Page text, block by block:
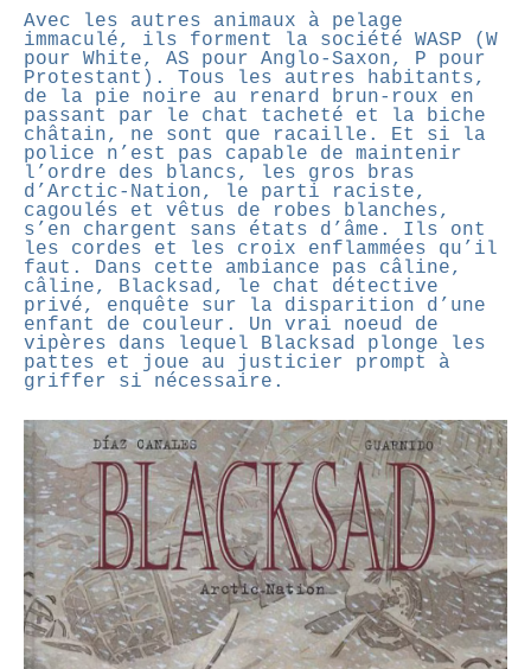
Avec les autres animaux à pelage
immaculé, ils forment la société WASP (W
pour White, AS pour Anglo-Saxon, P pour
Protestant). Tous les autres habitants,
de la pie noire au renard brun-roux en
passant par le chat tacheté et la biche
châtain, ne sont que racaille. Et si la
police n’est pas capable de maintenir
l’ordre des blancs, les gros bras
d’Arctic-Nation, le parti raciste,
cagoulés et vêtus de robes blanches,
s’en chargent sans états d’âme. Ils ont
les cordes et les croix enflammées qu’il
faut. Dans cette ambiance pas câline,
câline, Blacksad, le chat détective
privé, enquête sur la disparition d’une
enfant de couleur. Un vrai noeud de
vipères dans lequel Blacksad plonge les
pattes et joue au justicier prompt à
griffer si nécessaire.